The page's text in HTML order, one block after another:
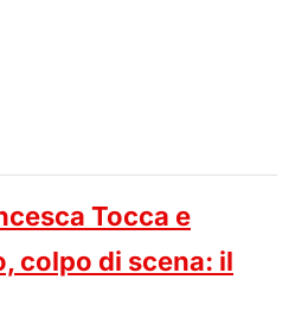
Tocca e
colpo di scena: il